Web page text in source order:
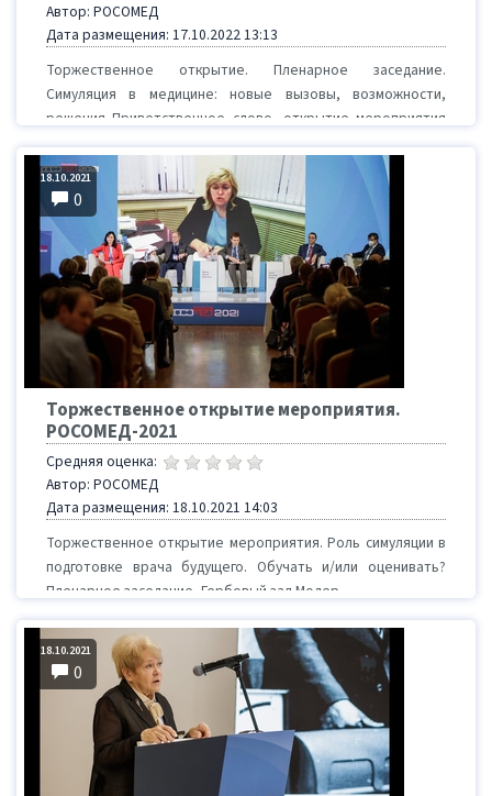
Автор: РОСОМЕД
Дата размещения: 17.10.2022 13:13
Торжественное открытие. Пленарное заседание.
Симуляция в медицине: новые вызовы, возможности,
решения Приветственное слово, открытие мероприятия
К...
18.10.2021
0
Торжественное открытие мероприятия.
РОСОМЕД-2021
Средняя оценка:
Автор: РОСОМЕД
Дата размещения: 18.10.2021 14:03
Торжественное открытие мероприятия. Роль симуляции в
подготовке врача будущего. Обучать и/или оценивать?
Пленарное заседание, Гербовый зал Модер...
18.10.2021
0